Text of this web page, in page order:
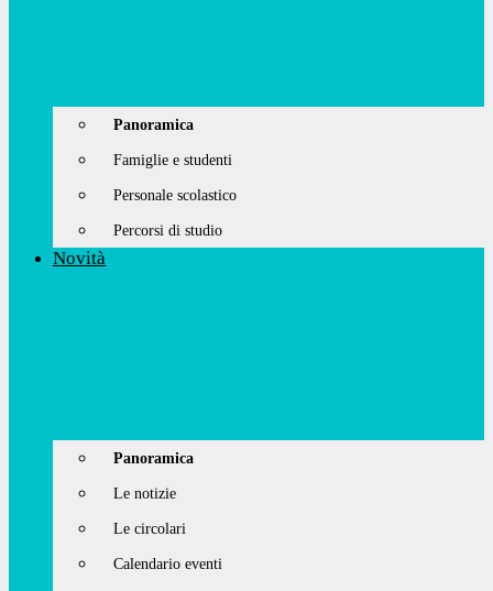
Panoramica
Famiglie e studenti
Personale scolastico
Percorsi di studio
Novità
Panoramica
Le notizie
Le circolari
Calendario eventi